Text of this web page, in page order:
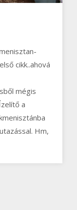
cikk..ahová
mégis
a
Hm,